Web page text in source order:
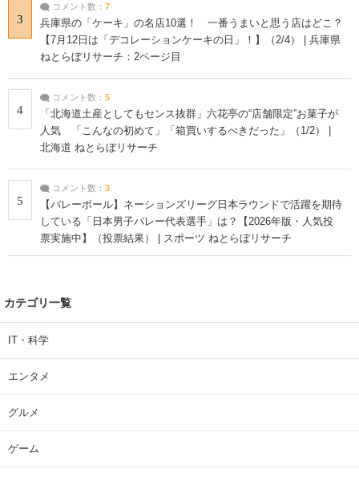
3
コメント数： 7
兵庫県の「ケーキ」の名店10選！ 一番うまいと思う店はどこ？
【7月12日は「デコレーションケーキの日」！】（2/4） | 兵庫県
ねとらぼリサーチ：2ページ目
4
コメント数： 5
「北海道土産としてもセンス抜群」六花亭の“店舗限定”お菓子が
人気 「こんなの初めて」「箱買いするべきだった」（1/2） |
北海道 ねとらぼリサーチ
5
コメント数： 3
【バレーボール】ネーションズリーグ日本ラウンドで活躍を期待
している「日本男子バレー代表選手」は？【2026年版・人気投
票実施中】（投票結果） | スポーツ ねとらぼリサーチ
カテゴリ一覧
IT・科学
エンタメ
グルメ
ゲーム